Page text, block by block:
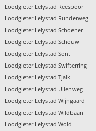
Loodgieter Lelystad Reespoor
Loodgieter Lelystad Runderweg
Loodgieter Lelystad Schoener
Loodgieter Lelystad Schouw
Loodgieter Lelystad Sont
Loodgieter Lelystad Swifterring
Loodgieter Lelystad Tjalk
Loodgieter Lelystad Uilenweg
Loodgieter Lelystad Wijngaard
Loodgieter Lelystad Wildbaan
Loodgieter Lelystad Wold